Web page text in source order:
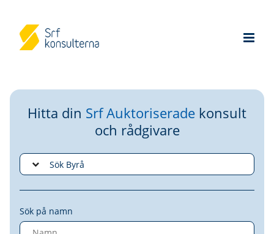
Hitta din Srf Auktoriserade konsult
och rådgivare
Sök på namn